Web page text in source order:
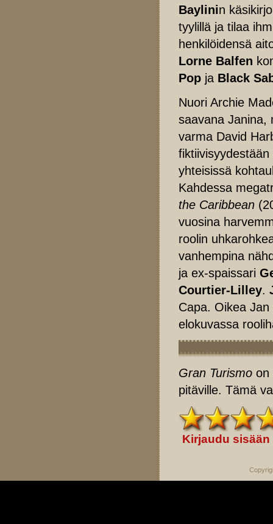
Baylinin
tyylillä ja tilaa
henkilöidensä
Lorne Balfen
Pop ja Black
Nuori Archie
saavana Janina,
varma David
yhteisissä
Kahdessa
the Caribbean
vuosina
roolin
vanhempina
ja ex-spaissari
Courtier-Lilley.
Capa. Oikea
elokuvassa
Gran Turismo on
pitäville. Tämä
Kirjaudu sisään